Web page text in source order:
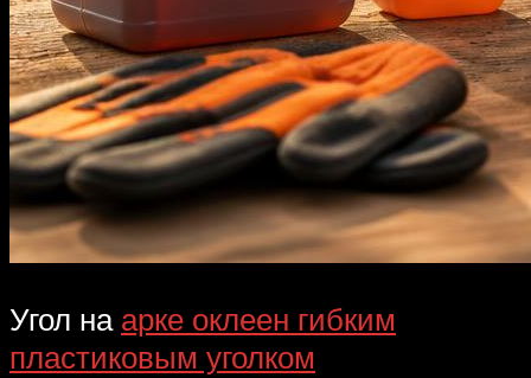
Угол на арке оклеен гибким
пластиковым уголком